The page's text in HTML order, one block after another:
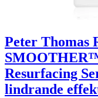
Peter Thomas
Resurfacing
lindrande